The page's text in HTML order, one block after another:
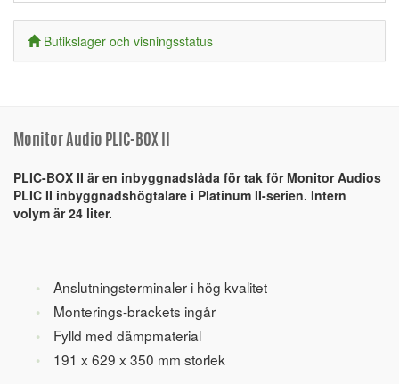
Butikslager och visningsstatus
Monitor Audio PLIC-BOX II
PLIC-BOX II är en inbyggnadslåda för tak för Monitor Audios
PLIC II inbyggnadshögtalare i Platinum II-serien. Intern
volym är 24 liter.
Anslutningsterminaler i hög kvalitet
Monterings-brackets ingår
Fylld med dämpmaterial
191 x 629 x 350 mm storlek